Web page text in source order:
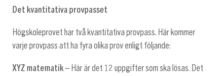
Det kvantitativa provpasset
Högskoleprovet har två kvantitativa provpass. Här kommer
varje provpass att ha fyra olika prov enligt följande:
XYZ matematik– Här är det 12 uppgifter som ska lösas. Det